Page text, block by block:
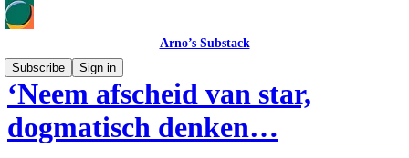
Arno’s Substack
Subscribe
Sign in
‘Neem afscheid van star,
dogmatisch denken…